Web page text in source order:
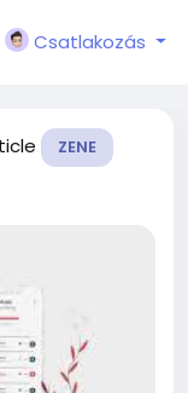
Csatlakozás
ZENE